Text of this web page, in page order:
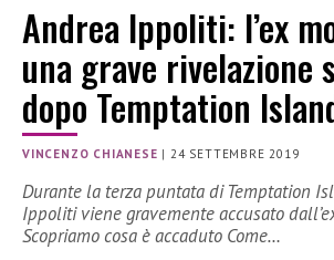
Andrea Ippoliti: l’ex
una grave rivelazione
dopo Temptation
VINCENZO CHIANESE |24 SETTEMBRE 2019
Durante la terza puntata di Temptation
Ippoliti viene gravemente accusato
Scopriamo cosa è accaduto Come…